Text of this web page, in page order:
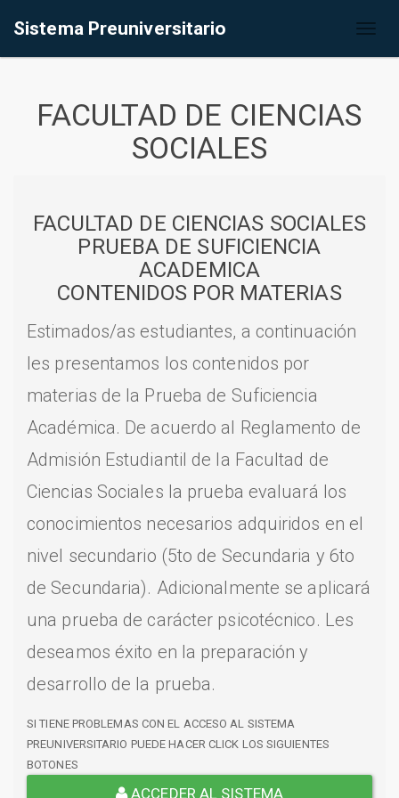
Sistema Preuniversitario
FACULTAD DE CIENCIAS
SOCIALES
FACULTAD DE CIENCIAS SOCIALES
PRUEBA DE SUFICIENCIA
ACADEMICA
CONTENIDOS POR MATERIAS
Estimados/as estudiantes, a continuación
les presentamos los contenidos por
materias de la Prueba de Suficiencia
Académica. De acuerdo al Reglamento de
Admisión Estudiantil de la Facultad de
Ciencias Sociales la prueba evaluará los
conocimientos necesarios adquiridos en el
nivel secundario (5to de Secundaria y 6to
de Secundaria). Adicionalmente se aplicará
una prueba de carácter psicotécnico. Les
deseamos éxito en la preparación y
desarrollo de la prueba.
SI TIENE PROBLEMAS CON EL ACCESO AL SISTEMA
PREUNIVERSITARIO PUEDE HACER CLICK LOS SIGUIENTES
BOTONES
ACCEDER AL SISTEMA